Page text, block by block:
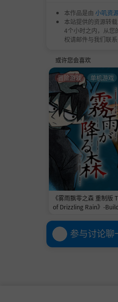
本作品是由 小叽资
本站提供的资源转
4个小时之内，从您
权请邮件与我们联
或许您会喜欢
《雾雨飘零之森 重制版
of Drizzling Rain》-
冒险游戏 单机游戏
参与讨论聊